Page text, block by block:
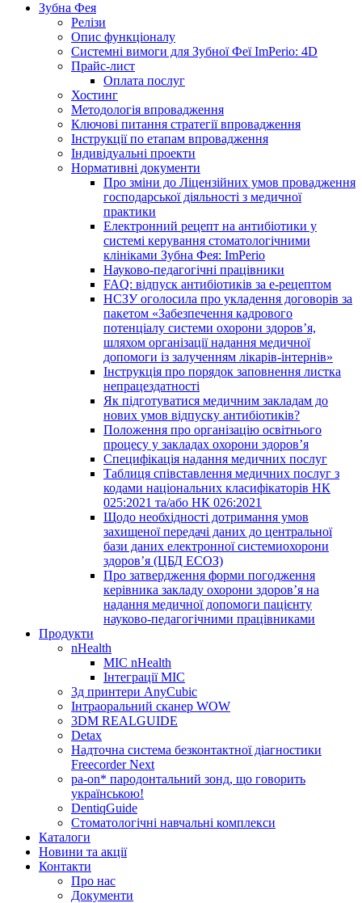
Зубна Фея
Релізи
Опис функціоналу
Системні вимоги для Зубної Феї ImPerio: 4D
Прайс-лист
Оплата послуг
Хостинг
Методологія впровадження
Ключові питання стратегії впровадження
Інструкції по етапам впровадження
Індивідуальні проекти
Нормативні документи
Про зміни до Ліцензійних умов провадження
господарської діяльності з медичної
практики
Електронний рецепт на антибіотики у
системі керування стоматологічними
клініками Зубна Фея: ImPerio
Науково-педагогічні працівники
FAQ: відпуск антибіотиків за е-рецептом
НСЗУ оголосила про укладення договорів за
пакетом «Забезпечення кадрового
потенціалу системи охорони здоров’я,
шляхом організації надання медичної
допомоги із залученням лікарів-інтернів»
Інструкція про порядок заповнення листка
непрацездатності
Як підготуватися медичним закладам до
нових умов відпуску антибіотиків?
Положення про організацію освітнього
процесу у закладах охорони здоров’я
Специфікація надання медичних послуг
Таблиця співставлення медичних послуг з
кодами національних класифікаторів НК
025:2021 та/або НК 026:2021
Щодо необхідності дотримання умов
захищеної передачі даних до центральної
бази даних електронної системиохорони
здоров’я (ЦБД ЕСОЗ)
Про затвердження форми погодження
керівника закладу охорони здоров’я на
надання медичної допомоги пацієнту
науково-педагогічними працівниками
Продукти
nHealth
МІС nHealth
Інтеграції МІС
3д принтери AnyCubic
Інтраоральний сканер WOW
3DM REALGUIDE
Detax
Надточна система безконтактної діагностики
Freecorder Next
pa-on* пародонтальний зонд, що говорить
українською!
DentiqGuide
Стоматологічні навчальні комплекси
Каталоги
Новини та акції
Контакти
Про нас
Документи